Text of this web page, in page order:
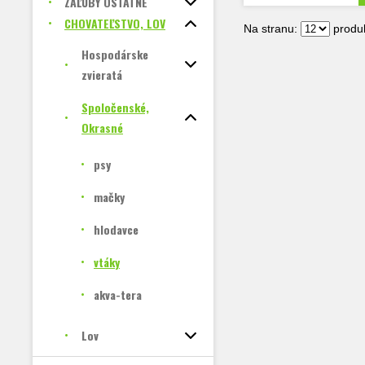
CHOVATEĽSTVO, LOV
Hospodárske
zvieratá
Spoločenské,
Okrasné
psy
mačky
hlodavce
vtáky
akva-tera
Lov
Na stranu: